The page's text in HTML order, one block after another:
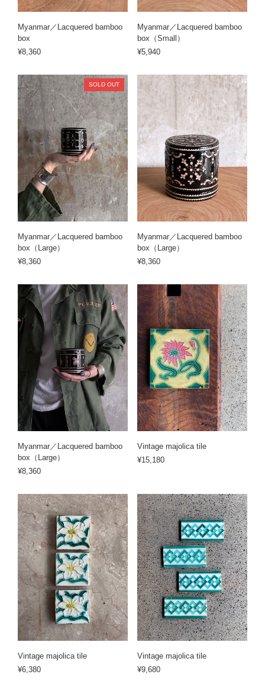
Myanmar／Lacquered bamboo
box
¥8,360
Myanmar／Lacquered bamboo
box（Small）
¥5,940
SOLD OUT
Myanmar／Lacquered bamboo
box（Large）
¥8,360
Myanmar／Lacquered bamboo
box（Large）
¥8,360
Myanmar／Lacquered bamboo
box（Large）
¥8,360
Vintage majolica tile
¥15,180
Vintage majolica tile
¥6,380
Vintage majolica tile
¥9,680